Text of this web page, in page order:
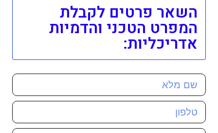
השאר פרטים לקבלת
המפרט הטכני והדמיות
אדריכליות: